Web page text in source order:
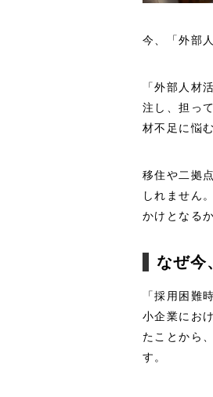
今、「外部
「外部人材
注し、担っ
材不足に悩
移住や二拠
しれません
かけとなる
なぜ今
「採用困難
小企業にお
たことから
す。